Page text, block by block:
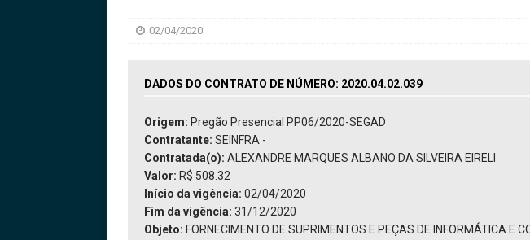
02/04/2020
DADOS DO CONTRATO DE NÚMERO: 2020.04.02.039
Origem: Pregão Presencial PP06/2020-SEGAD
Contratante: SEINFRA -
Contratada(o): ALEXANDRE MARQUES ALBANO DA SILVEIRA EIRELI
Valor: R$ 508.32
Início da vigência: 02/04/2020
Fim da vigência: 31/12/2020
Objeto: FORNECIMENTO DE SUPRIMENTOS E PEÇAS DE INFORMÁTICA E